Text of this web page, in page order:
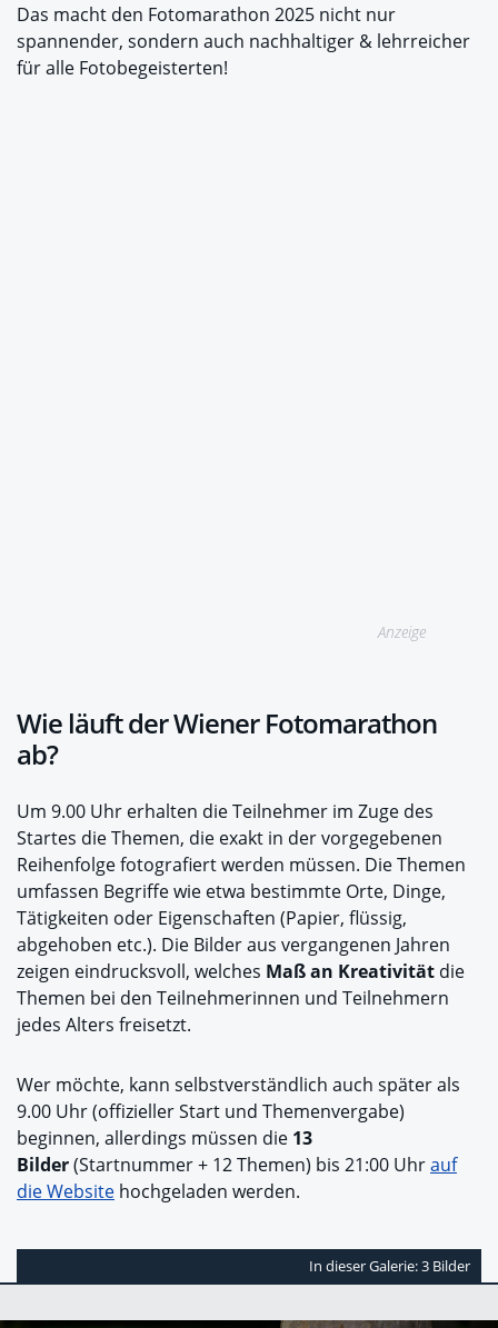
Das macht den Fotomarathon 2025 nicht nur
spannender, sondern auch nachhaltiger & lehrreicher
für alle Fotobegeisterten!
Anzeige
Wie läuft der Wiener Fotomarathon
ab?
Um 9.00 Uhr erhalten die Teilnehmer im Zuge des
Startes die Themen, die exakt in der vorgegebenen
Reihenfolge fotografiert werden müssen. Die Themen
umfassen Begriffe wie etwa bestimmte Orte, Dinge,
Tätigkeiten oder Eigenschaften (Papier, flüssig,
abgehoben etc.). Die Bilder aus vergangenen Jahren
zeigen eindrucksvoll, welches Maß an Kreativität die
Themen bei den Teilnehmerinnen und Teilnehmern
jedes Alters freisetzt.
Wer möchte, kann selbstverständlich auch später als
9.00 Uhr (offizieller Start und Themenvergabe)
beginnen, allerdings müssen die 13
Bilder(Startnummer + 12 Themen) bis 21:00 Uhrauf
die Website hochgeladen werden.
In dieser Galerie: 3 Bilder